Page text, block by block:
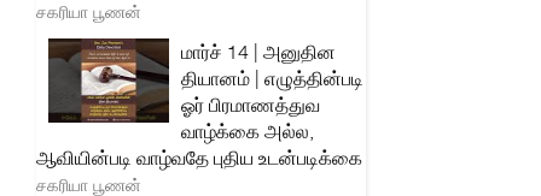
சகரியா பூணன்
மார்ச் 14 | அனுதின
தியானம் | எழுத்தின்படி
ஓர் பிரமாணத்துவ
வாழ்க்கை அல்ல,
ஆவியின்படி வாழ்வதே புதிய உடன்படிக்கை
சகரியா பூணன்